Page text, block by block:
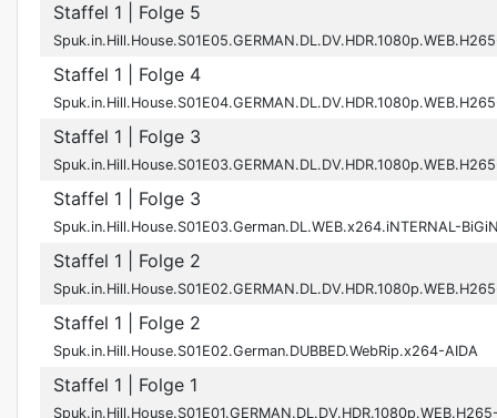
Staffel 1 | Folge 5
Staffel 1 | Folge 4
Staffel 1 | Folge 3
Staffel 1 | Folge 3
Spuk.in.Hill.House.S01E03.German.DL.WEB.x264.iNTERNAL-
Staffel 1 | Folge 2
Staffel 1 | Folge 2
Spuk.in.Hill.House.S01E02.German.DUBBED.WebRip.x264-AIDA
Staffel 1 | Folge 1